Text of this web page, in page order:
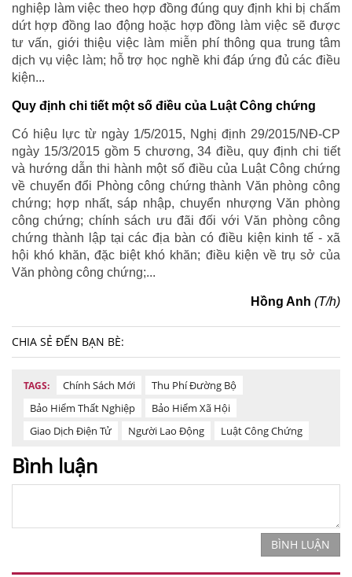
nghiệp làm việc theo hợp đồng đúng quy định khi bị chấm
dứt hợp đồng lao động hoặc hợp đồng làm việc sẽ được
tư vấn, giới thiệu việc làm miễn phí thông qua trung tâm
dịch vụ việc làm; hỗ trợ học nghề khi đáp ứng đủ các điều
kiện...
Quy định chi tiết một số điều của Luật Công chứng
Có hiệu lực từ ngày 1/5/2015, Nghị định 29/2015/NĐ-CP
ngày 15/3/2015 gồm 5 chương, 34 điều, quy định chi tiết
và hướng dẫn thi hành một số điều của Luật Công chứng
về chuyển đổi Phòng công chứng thành Văn phòng công
chứng; hợp nhất, sáp nhập, chuyển nhượng Văn phòng
công chứng; chính sách ưu đãi đối với Văn phòng công
chứng thành lập tại các địa bàn có điều kiện kinh tế - xã
hội khó khăn, đặc biệt khó khăn; điều kiện về trụ sở của
Văn phòng công chứng;...
Hồng Anh (T/h)
CHIA SẺ ĐẾN BẠN BÈ:
TAGS: Chính Sách Mới
Thu Phí Đường Bộ
Bảo Hiểm Thất Nghiệp
Bảo Hiểm Xã Hội
Giao Dịch Điện Tử
Người Lao Động Luật Công Chứng
Bình luận
BÌNH LUẬN